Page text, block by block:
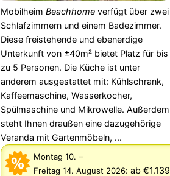
MobilheimBeachhome verfügt über zwei
Schlafzimmern und einem Badezimmer.
Diese freistehende und ebenerdige
Unterkunft von ±40m² bietet Platz für bis
zu 5 Personen. Die Küche ist unter
anderem ausgestattet mit: Kühlschrank,
Kaffeemaschine, Wasserkocher,
Spülmaschine und Mikrowelle. Außerdem
steht Ihnen draußen eine dazugehörige
Veranda mit Gartenmöbeln, ...
Montag 10. –
Freitag 14. August 2026: ab €1.139